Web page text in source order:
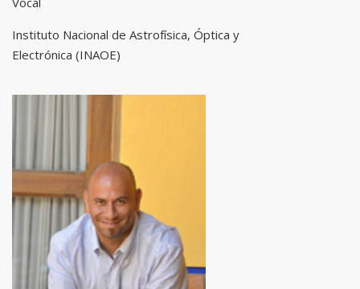
Instituto Nacional de Astrofísica, Óptica y
Electrónica (INAOE)